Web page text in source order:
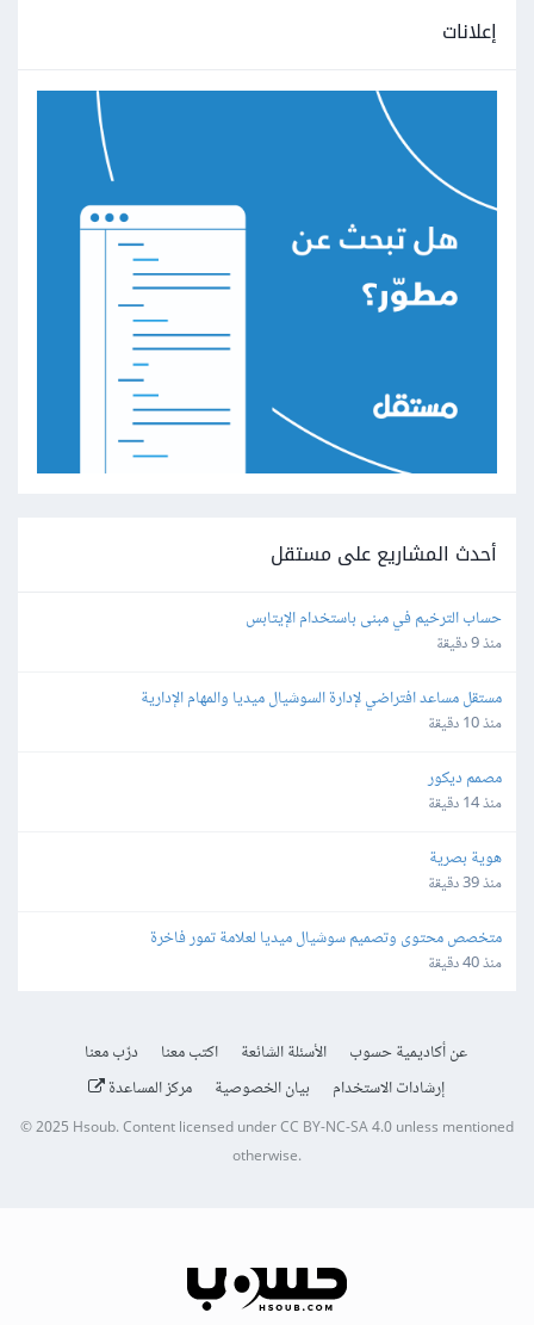
إعلانات
أحدث المشاريع على مستقل
حساب الترخيم في مبنى باستخدام الإيتابس
منذ 9 دقيقة
مستقل مساعد افتراضي لإدارة السوشيال ميديا والمهام الإدارية
منذ 10 دقيقة
مصمم ديكور
منذ 14 دقيقة
هوية بصرية
منذ 39 دقيقة
متخصص محتوى وتصميم سوشيال ميديا لعلامة تمور فاخرة
منذ 40 دقيقة
عن أكاديمية حسوب الأسئلة الشائعة اكتب معنا
درّب معنا
إرشادات الاستخدام
بيان الخصوصية مركز المساعدة
© 2025 Hsoub.Content licensed underCC BY-NC-SA 4.0unless mentioned
otherwise.